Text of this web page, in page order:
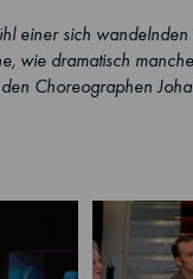
einer sich
wie dramatisch
Choreographen